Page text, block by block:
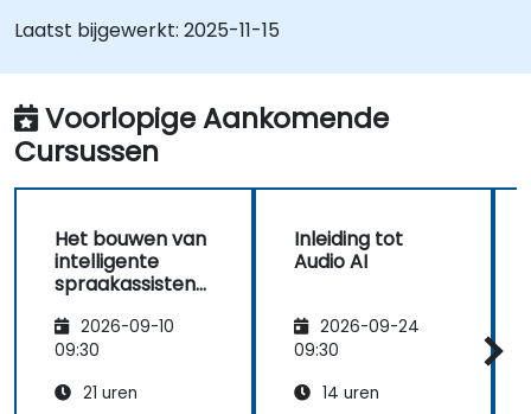
Laatst bijgewerkt: 2025-11-15
Voorlopige Aankomende
Cursussen
Het bouwen van
intelligente
spraakassistent
2026-09-10
09:30
21 uren
Inleiding tot
Audio AI
2026-09-24
09:30
14 uren